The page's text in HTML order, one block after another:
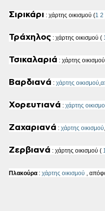
Σιρικάρι : χάρτης οικισμού (1 2
Τράχηλος : χάρτης οικισμού (
Τσικαλαριά : χάρτης
Βαρδιανά : χάρτης οικισμού,
Χορευτιανά : χάρτης
Ζαχαριανά : χάρτης οικισμού,
Ζερβιανά : χάρτης οικισμού (
Πλακούρα : χάρτης οικισμού ,